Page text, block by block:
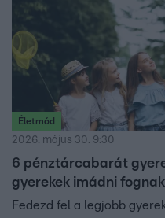
Életmód
2026. május 30. 9:30
6 pénztárcabarát
gyerekek imádni fognak
Fedezd fel a legjobb